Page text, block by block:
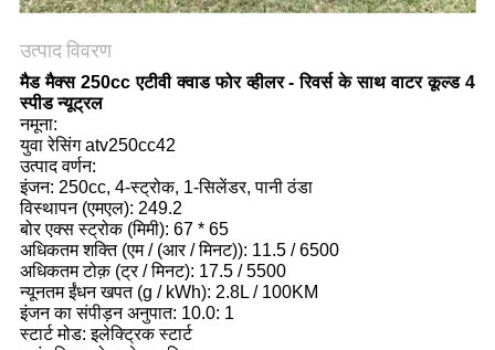
उत्पाद विवरण
मैड मैक्स 250cc एटीवी क्वाड फोर व्हीलर - रिवर्स के साथ वाटर कूल्ड 4
स्पीड न्यूट्रल
नमूना:
युवा रेसिंग atv250cc42
उत्पाद वर्णन:
इंजन: 250cc, 4-स्ट्रोक, 1-सिलेंडर, पानी ठंडा
विस्थापन (एमएल): 249.2
बोर एक्स स्ट्रोक (मिमी): 67 * 65
अधिकतम शक्ति (एम / (आर / मिनट)): 11.5 / 6500
अधिकतम टोक़ (ट्र / मिनट): 17.5 / 5500
न्यूनतम ईंधन खपत (g / kWh): 2.8L / 100KM
इंजन का संपीड़न अनुपात: 10.0: 1
स्टार्ट मोड: इलेक्ट्रिक स्टार्ट